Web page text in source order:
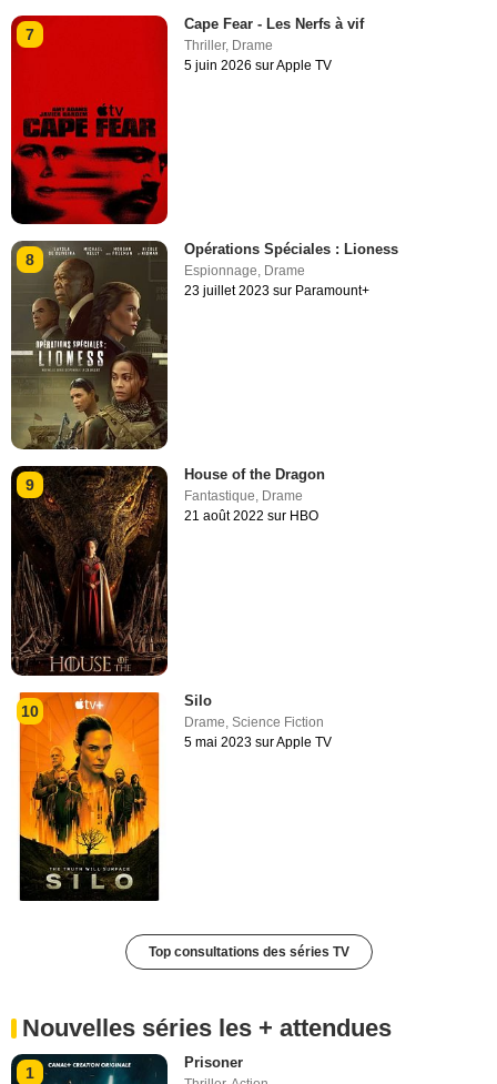
7
Cape Fear - Les Nerfs à vif
Thriller, Drame
5 juin 2026 sur Apple TV
8
Opérations Spéciales : Lioness
Espionnage, Drame
23 juillet 2023 sur Paramount+
9
House of the Dragon
Fantastique, Drame
21 août 2022 sur HBO
10
Silo
Drame ,Science Fiction
5 mai 2023 sur Apple TV
Top consultations des séries TV
Nouvelles séries les + attendues
1
Prisoner